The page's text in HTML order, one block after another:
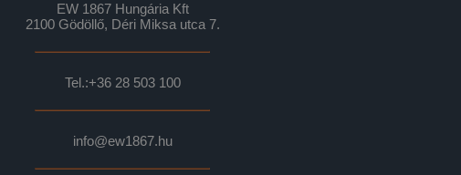
EW 1867 Hungária Kft
2100 Gödöllő, Déri Miksa utca 7.
Tel.:+36 28 503 100
info@ew1867.hu